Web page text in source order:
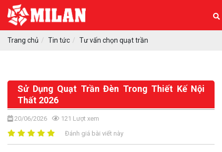
Trang chủ Tin tức Tư vấn chọn quạt trần
Sử Dụng Quạt Trần Đèn Trong Thiết Kế Nội
Thất 2026
20/06/2026 121 Lượt xem
Đánh giá bài viết này